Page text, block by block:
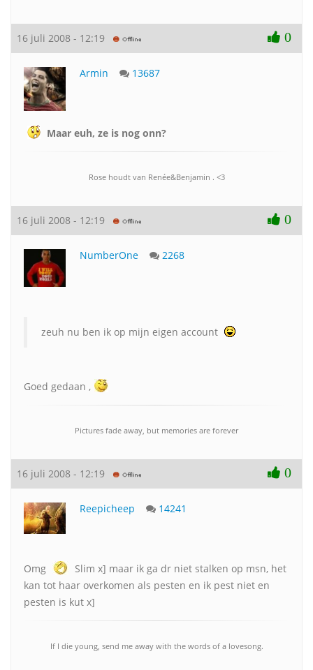
16 juli 2008 - 12:19 0
Armin 13687
Maar euh, ze is nog onn?
Rose houdt van Renée&Benjamin . <3
16 juli 2008 - 12:19 0
NumberOne 2268
zeuh nu ben ik op mijn eigen account
Goed gedaan ,
Pictures fade away, but memories are forever
16 juli 2008 - 12:19 0
Reepicheep 14241
Omg
Slim x] maar ik ga dr niet stalken op msn, het
kan tot haar overkomen als pesten en ik pest niet en
pesten is kut x]
If I die young, send me away with the words of a lovesong.